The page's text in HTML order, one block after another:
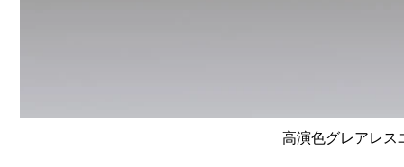
高演色グレアレス